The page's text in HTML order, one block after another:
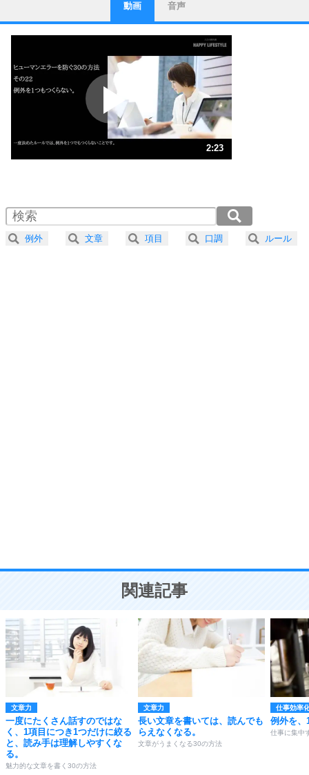
1
ストレス対策
他人と比べない。
いっそのこと、他人を見ない。
いらいらしない人になる30の方法
プラス思考
ポジティブになれない原因は、行動しないから。
ポジティブ思考になる30の方法
ストレス対策
人生、なんとかなるもの。
気楽に生きる30の方法
4 器の大きい人は、怒りを優しさで表現する。
プラス思考
ことが大切。
動画 音声
2:23
2.0倍速 （281KB 1分11秒）
2.5倍速 （225KB 57秒）
3.0倍速 （187KB 47秒）
例外 文章 項目 口調 ルール
関連記事
文章力
一度にたくさん話すのではな
く、1項目につき1つだけに絞る
と、読み手は理解しやすくな
る。
魅力的な文章を書く30の方法
文章力
長い文章を書いては、読んでも
らえなくなる。
文章がうまくなる30の方法
仕事効率
例外を、
仕事に集中